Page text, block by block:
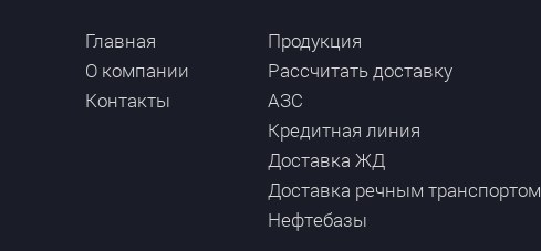
Главная
О компании
Контакты
Продукция
Рассчитать доставку
АЗС
Кредитная линия
Доставка ЖД
Доставка речным транспортом
Нефтебазы